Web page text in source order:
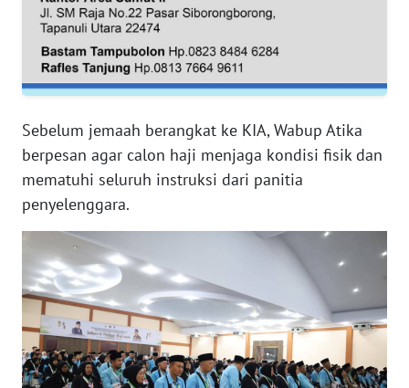
Sebelum jemaah berangkat ke KIA, Wabup Atika
berpesan agar calon haji menjaga kondisi fisik dan
mematuhi seluruh instruksi dari panitia
penyelenggara.
WN
RIAU
WN
SERAMBI
JAMBI
WN
SULTRA
WN
NTB
WN
SULTENG